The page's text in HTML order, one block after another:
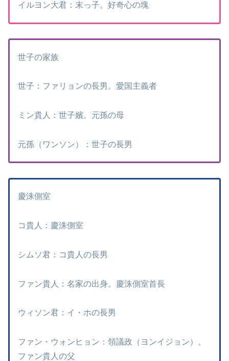
イルヨン大君：末っ子。好奇心の塊
世子の家族
世子：ファリョンの長男。愛国主義者
ミン貴人：世子嬪。元孫の母
元孫（ワンソン）：世子の長男
慶洙側室
コ貴人：慶洙側室
シムソ君：コ貴人の長男
ファン貴人：名家の出身。慶洙側室首長
ウィソン君：イ・ホの長男
ファン・ウォンヒョン：領議政（ヨンイジョン）。
ファン貴人の父